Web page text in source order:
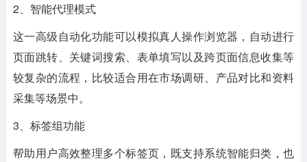
2、智能代理模式
这一高级自动化功能可以模拟真人操作浏览器，自动进行
页面跳转、关键词搜索、表单填写以及跨页面信息收集等
较复杂的流程，比较适合用在市场调研、产品对比和资料
采集等场景中。
3、标签组功能
帮助用户高效整理多个标签页，既支持系统智能归类，也